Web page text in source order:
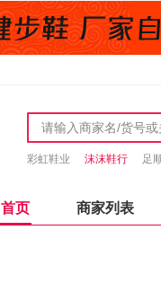
彩虹鞋业 沫沫鞋行 足
首页 商家列表